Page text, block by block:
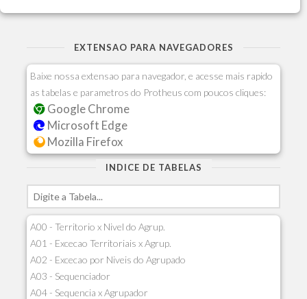
EXTENSAO PARA NAVEGADORES
Baixe nossa extensao para navegador, e acesse mais rapido
as tabelas e parametros do Protheus com poucos cliques:
Google Chrome
Microsoft Edge
Mozilla Firefox
INDICE DE TABELAS
A00 - Territorio x Nivel do Agrup.
A01 - Excecao Territoriais x Agrup.
A02 - Excecao por Niveis do Agrupado
A03 - Sequenciador
A04 - Sequencia x Agrupador